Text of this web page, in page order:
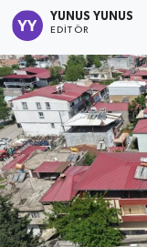
YUNUS YUNUS
EDITÖR